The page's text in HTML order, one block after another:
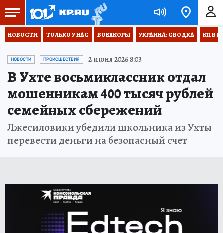
НОВОСТИ ТОЛЬКО У НАС ВОЕНКОРЫ УКРАИНА: СВОДКА КП В
НОВОСТИ ПРОИСШЕСТВИЯ 2 июня 2026 8:03
В Ухте восьмиклассник отдал
мошенникам 400 тысяч рублей
семейных сбережений
Лжесиловики убедили школьника из Ухты
перевести деньги на безопасный счет